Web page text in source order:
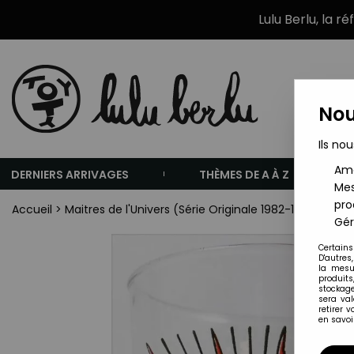
Lulu Berlu, la
DERNIERS ARRIVAGES THÈMES DE A À Z
Accueil > Maitres de l'Univers (Série Originale 1982-1988)
Ils
la
sera
retirer
en